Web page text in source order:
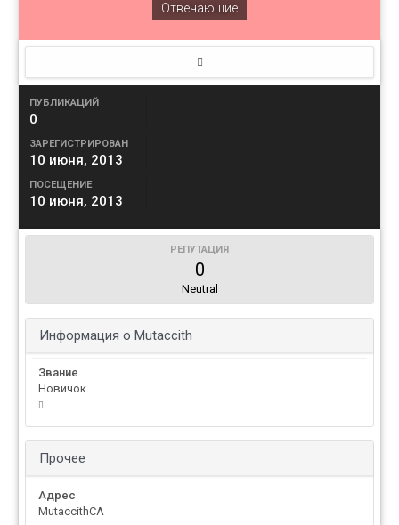
Отвечающие
ПУБЛИКАЦИЙ
0
ЗАРЕГИСТРИРОВАН
10 июня, 2013
ПОСЕЩЕНИЕ
10 июня, 2013
РЕПУТАЦИЯ
0
Neutral
Информация о Mutaccith
Звание
Новичок
Прочее
Адрес
MutaccithCA